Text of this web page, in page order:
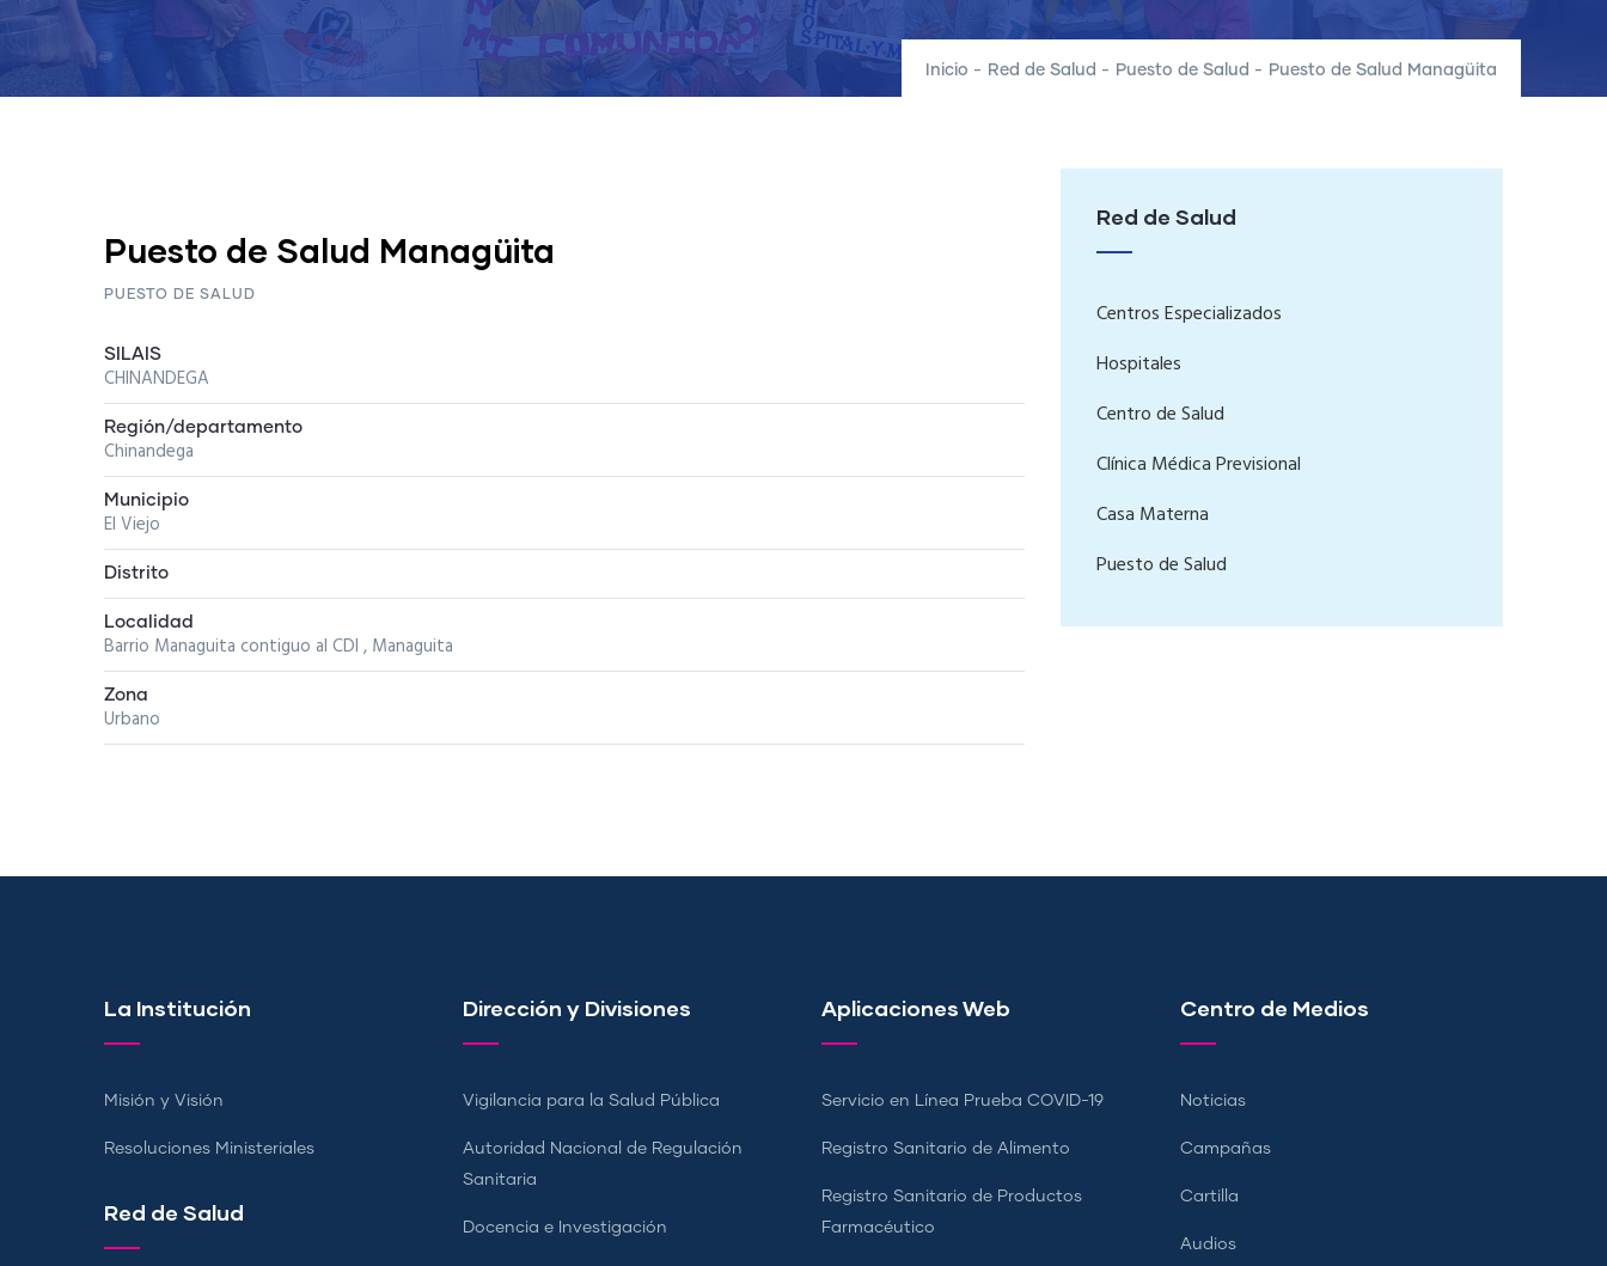
Inicio - Red de Salud - Puesto de Salud - Puesto de Salud Managüita
Puesto de Salud Managüita
PUESTO DE SALUD
SILAIS
CHINANDEGA
Región/departamento
Chinandega
Municipio
El Viejo
Distrito
Localidad
Barrio Managuita contiguo al CDI , Managuita
Zona
Urbano
Red de Salud
Centros Especializados
Hospitales
Centro de Salud
Clínica Médica Previsional
Casa Materna
Puesto de Salud
La Institución
Misión y Visión
Resoluciones Ministeriales
Red de Salud
Dirección y Divisiones
Vigilancia para la Salud Pública
Autoridad Nacional de Regulación
Sanitaria
Docencia e Investigación
Aplicaciones Web
Servicio en Línea Prueba COVID-19
Registro Sanitario de Alimento
Registro Sanitario de Productos
Farmacéutico
Centro de Medios
Noticias
Campañas
Cartilla
Audios